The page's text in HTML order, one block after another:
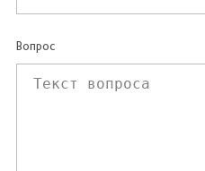
Вопрос